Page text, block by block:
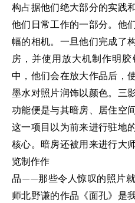
构占据他们绝大部分的实践
他们日常工作的一部分。他
幅的相机。一旦他们完成了
房，并使用放大机制作明
中，他们会在放大作品后，
墨水对照片润饰以颜色。三
功能便是与其暗房、居住空
这一项目以为前来进行驻地
核心。暗房还被用来进行大
览制作作
品——那些令人惊叹的照片
师北野谦的作品《面孔》是